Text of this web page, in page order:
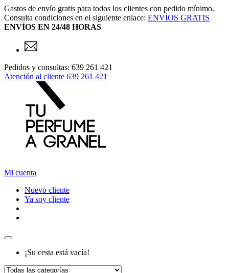
Gastos de envío gratis para todos los clientes con pedido mínimo.
Consulta condiciones en el siguiente enlace: ENVÍOS GRATIS
ENVÍOS EN 24/48 HORAS
Pedidos y consultas: 639 261 421
Atención al cliente 639 261 421
Mi cuenta
Nuevo cliente
Ya soy cliente
¡Su cesta está vacía!